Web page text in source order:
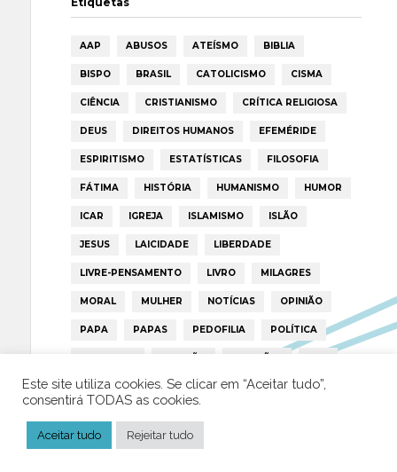
AAP ABUSOS ATEÍSMO BIBLIA
BISPO BRASIL CATOLICISMO CISMA
CIÊNCIA CRISTIANISMO CRÍTICA RELIGIOSA
DEUS DIREITOS HUMANOS EFEMÉRIDE
ESPIRITISMO ESTATÍSTICAS FILOSOFIA
FÁTIMA HISTÓRIA HUMANISMO HUMOR
ICAR IGREJA ISLAMISMO ISLÃO
JESUS LAICIDADE LIBERDADE
LIVRE-PENSAMENTO LIVRO MILAGRES
MORAL MULHER NOTÍCIAS OPINIÃO
PAPA PAPAS PEDOFILIA POLÍTICA
PORTUGAL RELIGIÃO RELIGIÕES RTP
TRUMP VATICANO
Este site utiliza cookies. Se clicar em “Aceitar tudo”,
consentirá TODAS as cookies.
Aceitar tudo Rejeitar tudo